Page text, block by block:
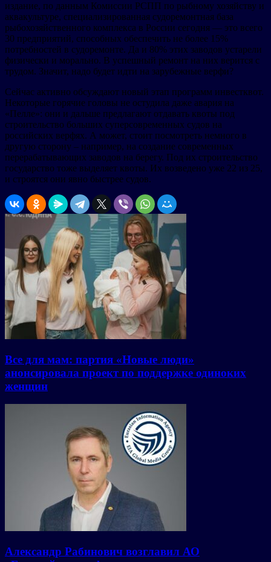
издание, по данным Комиссии РСПП по рыбному хозяйству и
аквакультуре, специализированная судоремонтная база
рыбохозяйственного комплекса в России сегодня — это всего
30 предприятий, способных обеспечить не более 15%
потребностей в судоремонте. Да и 80% этих заводов устарели
физически и морально. В успешный ремонт на них верится с
трудом. Значит, надо будет идти на зарубежные верфи?
Сейчас активно обсуждают новый этап программ инвестквот.
Некоторые горячие головы не остудила даже авария на
«Пелле»: они и дальше предлагают отдавать квоты под
строительство больших суперсовременных судов на
российских верфях. А может, стоит посмотреть немного в
другую сторону – например, на создание современных
перерабатывающих заводов на берегу. Под их строительство
государство тоже выделяет квоты. Их возведено уже 22 из 25,
и строятся они явно быстрее судов.
Все для мам: партия «Новые люди»
анонсировала проект по поддержке одиноких
женщин
Александр Рабинович возглавил АО